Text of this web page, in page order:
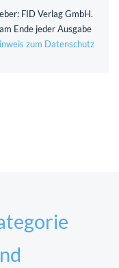
FID Verlag GmbH.
Ende jeder Ausgabe
zum Datenschutz